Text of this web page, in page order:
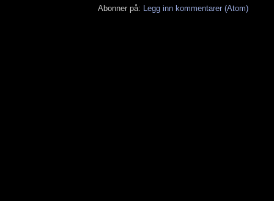
Abonner på: Legg inn kommentarer (Atom)